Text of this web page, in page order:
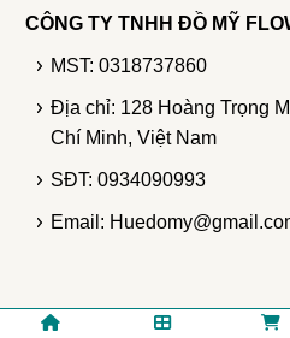
CÔNG TY TNHH ĐỒ MỸ
MST: 0318737860
Địa chỉ: 128 Hoàng Trọng
Chí Minh, Việt Nam
SĐT: 0934090993
Email: